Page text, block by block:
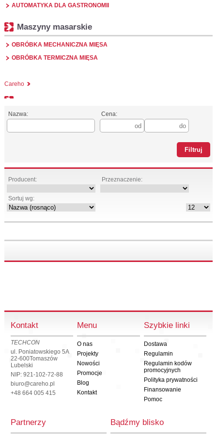
AUTOMATYKA DLA GASTRONOMII
Maszyny masarskie
OBRÓBKA MECHANICZNA MIĘSA
OBRÓBKA TERMICZNA MIĘSA
Careho
Nazwa: Cena:
Producent: Przeznaczenie:
Sortuj wg:
Kontakt
TECHCON
ul. Poniatowskiego 5A
22-600Tomaszów
Lubelski
NIP: 921-102-72-88
biuro@careho.pl
+48 664 005 415
Menu
O nas
Projekty
Nowości
Promocje
Blog
Kontakt
Szybkie linki
Dostawa
Regulamin
Regulamin kodów
promocyjnych
Polityka prywatności
Finansowanie
Pomoc
Partnerzy Bądźmy blisko